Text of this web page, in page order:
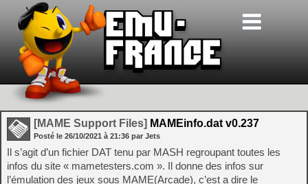
[MAME Support Files] MAMEinfo.dat v0.237
Posté le 26/10/2021 à 21:36 par Jets
Il s’agit d’un fichier DAT tenu par MASH regroupant toutes les
infos du site « mametesters.com ». Il donne des infos sur
l’émulation des jeux sous MAME(Arcade), c’est a dire le